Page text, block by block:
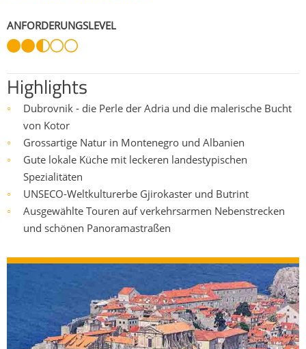
ANFORDERUNGSLEVEL
Highlights
○
Dubrovnik - die Perle der Adria und die malerische Bucht
von Kotor
○ Grossartige Natur in Montenegro und Albanien
○
Gute lokale Küche mit leckeren landestypischen
Spezialitäten
○ UNSECO-Weltkulturerbe Gjirokaster und Butrint
○
Ausgewählte Touren auf verkehrsarmen Nebenstrecken
und schönen Panoramastraßen